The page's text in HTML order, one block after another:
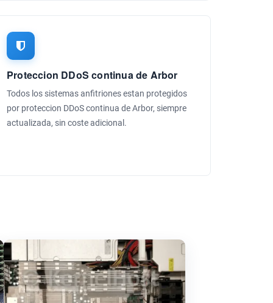
Proteccion DDoS continua de Arbor
Todos los sistemas anfitriones estan protegidos
por proteccion DDoS continua de Arbor, siempre
actualizada, sin coste adicional.